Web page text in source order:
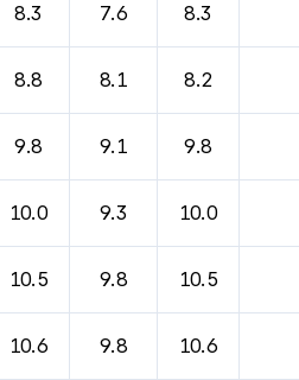
8.3 7.6 8.3
8.8 8.1 8.2
9.8 9.1 9.8
10.0 9.3 10.0
10.5 9.8 10.5
10.6 9.8 10.6